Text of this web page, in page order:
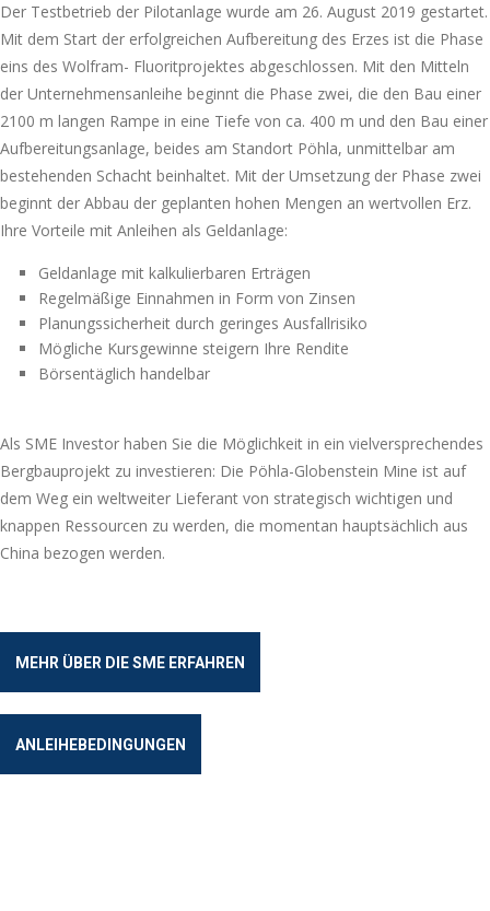
Der Testbetrieb der Pilotanlage wurde am 26. August 2019 gestartet.
Mit dem Start der erfolgreichen Aufbereitung des Erzes ist die Phase
eins des Wolfram- Fluoritprojektes abgeschlossen. Mit den Mitteln
der Unternehmensanleihe beginnt die Phase zwei, die den Bau einer
2100 m langen Rampe in eine Tiefe von ca. 400 m und den Bau einer
Aufbereitungsanlage, beides am Standort Pöhla, unmittelbar am
bestehenden Schacht beinhaltet. Mit der Umsetzung der Phase zwei
beginnt der Abbau der geplanten hohen Mengen an wertvollen Erz.
Ihre Vorteile mit Anleihen als Geldanlage:
Geldanlage mit kalkulierbaren Erträgen
Regelmäßige Einnahmen in Form von Zinsen
Planungssicherheit durch geringes Ausfallrisiko
Mögliche Kursgewinne steigern Ihre Rendite
Börsentäglich handelbar
Als SME Investor haben Sie die Möglichkeit in ein vielversprechendes
Bergbauprojekt zu investieren: Die Pöhla-Globenstein Mine ist auf
dem Weg ein weltweiter Lieferant von strategisch wichtigen und
knappen Ressourcen zu werden, die momentan hauptsächlich aus
China bezogen werden.
MEHR ÜBER DIE SME ERFAHREN
ANLEIHEBEDINGUNGEN